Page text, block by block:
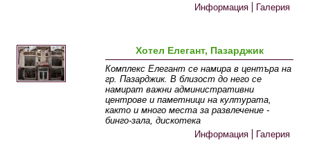
Информация
Галерия
Хотел Елегант, Пазарджик
Комплекс Елегант се намира в центъра на
гр. Пазарджик. В близост до него се
намират важни административни
центрове и паметници на културата,
както и много места за развлечение -
бинго-зала, дискотека
Информация
Галерия